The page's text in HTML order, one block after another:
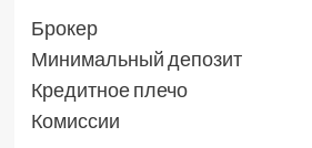
Брокер
Минимальный депозит
Кредитное плечо
Комиссии